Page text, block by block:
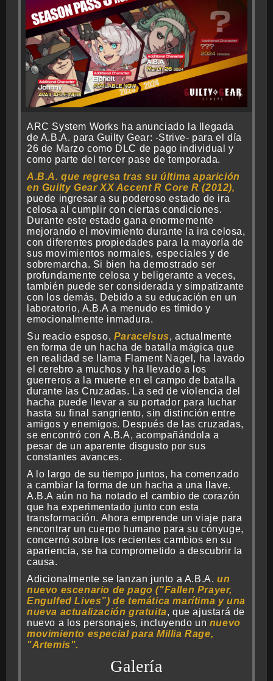
ARC System Works ha anunciado la llegada
de A.B.A. para Guilty Gear: -Strive- para el día
26 de Marzo como DLC de pago individual y
como parte del tercer pase de temporada.
A.B.A. que regresa tras su última aparición
en Guilty Gear XX Accent R Core R (2012),
puede ingresar a su poderoso estado de ira
celosa al cumplir con ciertas condiciones.
Durante este estado gana enormemente
mejorando el movimiento durante la ira celosa,
con diferentes propiedades para la mayoría de
sus movimientos normales, especiales y de
sobremarcha. Si bien ha demostrado ser
profundamente celosa y beligerante a veces,
también puede ser considerada y simpatizante
con los demás. Debido a su educación en un
laboratorio, A.B.A a menudo es tímido y
emocionalmente inmadura.
Su reacio esposo, Paracelsus, actualmente
en forma de un hacha de batalla mágica que
en realidad se llama Flament Nagel, ha lavado
el cerebro a muchos y ha llevado a los
guerreros a la muerte en el campo de batalla
durante las Cruzadas. La sed de violencia del
hacha puede llevar a su portador para luchar
hasta su final sangriento, sin distinción entre
amigos y enemigos. Después de las cruzadas,
se encontró con A.B.A, acompañándola a
pesar de un aparente disgusto por sus
constantes avances.
A lo largo de su tiempo juntos, ha comenzado
a cambiar la forma de un hacha a una llave.
A.B.A aún no ha notado el cambio de corazón
que ha experimentado junto con esta
transformación. Ahora emprende un viaje para
encontrar un cuerpo humano para su cónyuge,
concernó sobre los recientes cambios en su
apariencia, se ha comprometido a descubrir la
causa.
Adicionalmente se lanzan junto a A.B.A. un
nuevo escenario de pago ("Fallen Prayer,
Engulfed Lives”) de temática marítima y una
nueva actualización gratuita, que ajustará de
nuevo a los personajes, incluyendo un nuevo
movimiento especial para Millia Rage,
"Artemis".
Galería